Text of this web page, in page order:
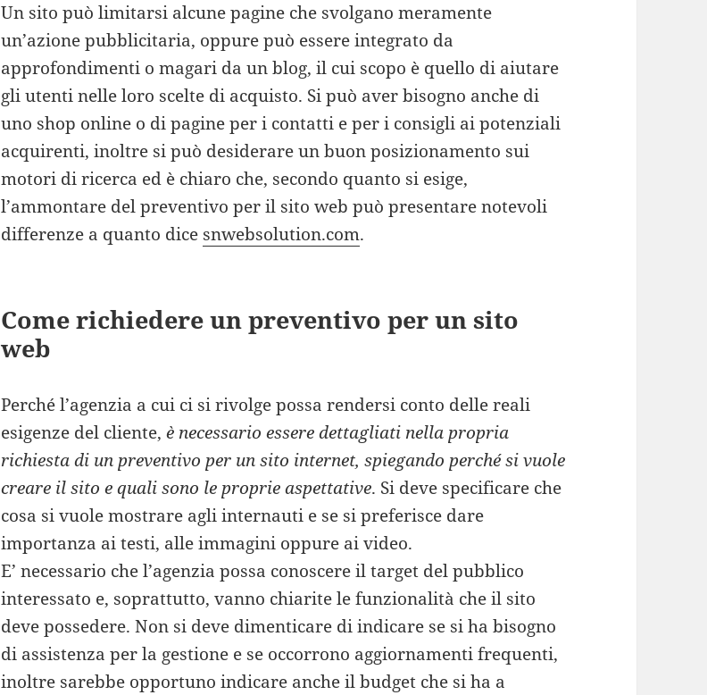
Un sito può limitarsi alcune pagine che svolgano meramente
un’azione pubblicitaria, oppure può essere integrato da
approfondimenti o magari da un blog, il cui scopo è quello di aiutare
gli utenti nelle loro scelte di acquisto. Si può aver bisogno anche di
uno shop online o di pagine per i contatti e per i consigli ai potenziali
acquirenti, inoltre si può desiderare un buon posizionamento sui
motori di ricerca ed è chiaro che, secondo quanto si esige,
l’ammontare del preventivo per il sito web può presentare notevoli
differenze a quanto dice snwebsolution.com.
Come richiedere un preventivo per un sito
web
Perché l’agenzia a cui ci si rivolge possa rendersi conto delle reali
esigenze del cliente,è necessario essere dettagliati nella propria
richiesta di un preventivo per un sito internet, spiegando perché si vuole
creare il sito e quali sono le proprie aspettative. Si deve specificare che
cosa si vuole mostrare agli internauti e se si preferisce dare
importanza ai testi, alle immagini oppure ai video.
E’ necessario che l’agenzia possa conoscere il target del pubblico
interessato e, soprattutto, vanno chiarite le funzionalità che il sito
deve possedere. Non si deve dimenticare di indicare se si ha bisogno
di assistenza per la gestione e se occorrono aggiornamenti frequenti,
inoltre sarebbe opportuno indicare anche il budget che si ha a